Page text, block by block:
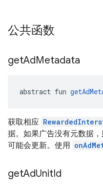
公共函数
getAdMetadata
abstract fun
获取相应
据。如果广告没有元数据
可能会更新。使用
getAdUnitId